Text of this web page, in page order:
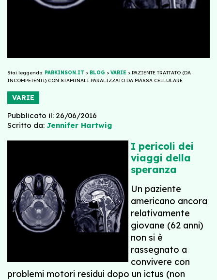
Stai leggendo: PARKINSON.IT > BLOG > VARIE > PAZIENTE TRATTATO (DA
INCOMPETENTI) CON STAMINALI PARALIZZATO DA MASSA CELLULARE
VARIE
Pubblicato il: 26/06/2016
Scritto da: Jennifer Hartwig
I pericoli dei
viaggi della
speranza
Un paziente
americano ancora
relativamente
giovane (62 anni)
non si è
rassegnato a
convivere con
problemi motori residui dopo un ictus (non